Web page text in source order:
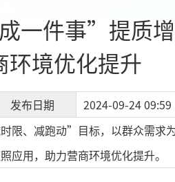
一件事”提质
环境优化提升
发布日期 2024-09-24 09:59
限、减跑动”目标，以群众需
应用，助力营商环境优化提升。